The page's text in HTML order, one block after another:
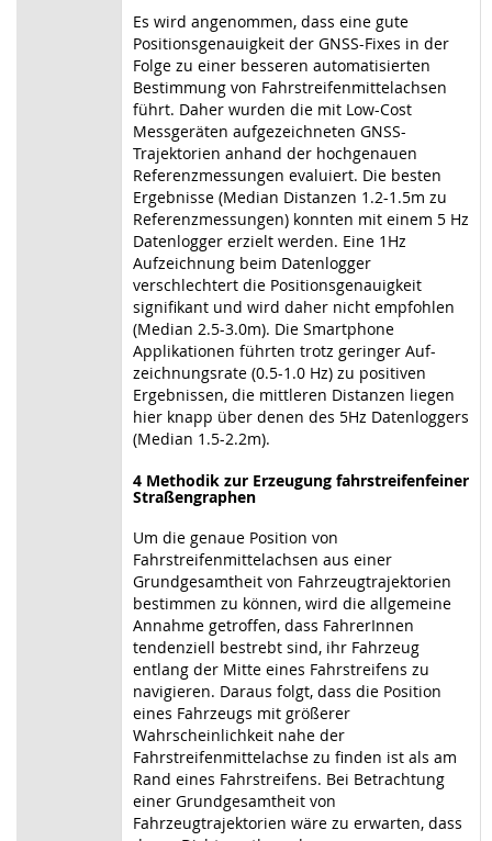
Es wird angenommen, dass eine gute
Positionsgenauigkeit der GNSS-Fixes in der
Folge zu einer besseren automatisierten
Bestimmung von Fahrstreifenmittelachsen
führt. Daher wurden die mit Low-Cost
Messgeräten aufgezeichneten GNSS-
Trajektorien anhand der hochgenauen
Referenzmessungen evaluiert. Die besten
Ergebnisse (Median Distanzen 1.2-1.5m zu
Referenzmessungen) konnten mit einem 5 Hz
Datenlogger erzielt werden. Eine 1Hz
Aufzeichnung beim Datenlogger
verschlechtert die Positionsgenauigkeit
signifikant und wird daher nicht empfohlen
(Median 2.5-3.0m). Die Smartphone
Applikationen führten trotz geringer Auf-
zeichnungsrate (0.5-1.0 Hz) zu positiven
Ergebnissen, die mittleren Distanzen liegen
hier knapp über denen des 5Hz Datenloggers
(Median 1.5-2.2m).
4 Methodik zur Erzeugung fahrstreifenfeiner
Straßengraphen
Um die genaue Position von
Fahrstreifenmittelachsen aus einer
Grundgesamtheit von Fahrzeugtrajektorien
bestimmen zu können, wird die allgemeine
Annahme getroffen, dass FahrerInnen
tendenziell bestrebt sind, ihr Fahrzeug
entlang der Mitte eines Fahrstreifens zu
navigieren. Daraus folgt, dass die Position
eines Fahrzeugs mit größerer
Wahrscheinlichkeit nahe der
Fahrstreifenmittelachse zu finden ist als am
Rand eines Fahrstreifens. Bei Betrachtung
einer Grundgesamtheit von
Fahrzeugtrajektorien wäre zu erwarten, dass